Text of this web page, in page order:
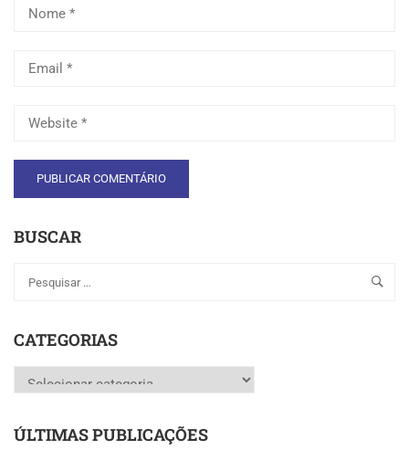
BUSCAR
CATEGORIAS
Categorias
ÚLTIMAS PUBLICAÇÕES